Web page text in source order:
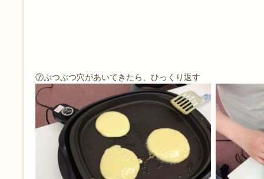
⑦ぶつぶつ穴があいてきたら、ひっくり返す